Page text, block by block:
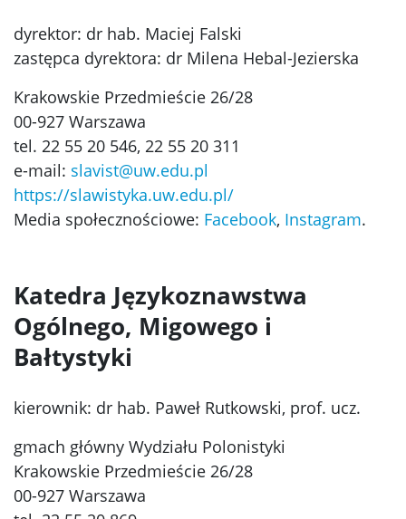
dyrektor: dr hab. Maciej Falski
zastępca dyrektora: dr Milena Hebal-Jezierska
Krakowskie Przedmieście 26/28
00-927 Warszawa
tel. 22 55 20 546, 22 55 20 311
e-mail: slavist@uw.edu.pl
https://slawistyka.uw.edu.pl/
Media społecznościowe: Facebook, Instagram.
Katedra Językoznawstwa
Ogólnego, Migowego i
Bałtystyki
kierownik: dr hab. Paweł Rutkowski, prof. ucz.
gmach główny Wydziału Polonistyki
Krakowskie Przedmieście 26/28
00-927 Warszawa